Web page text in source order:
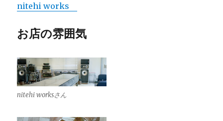
nitehi works
お店の雰囲気
nitehi worksさん